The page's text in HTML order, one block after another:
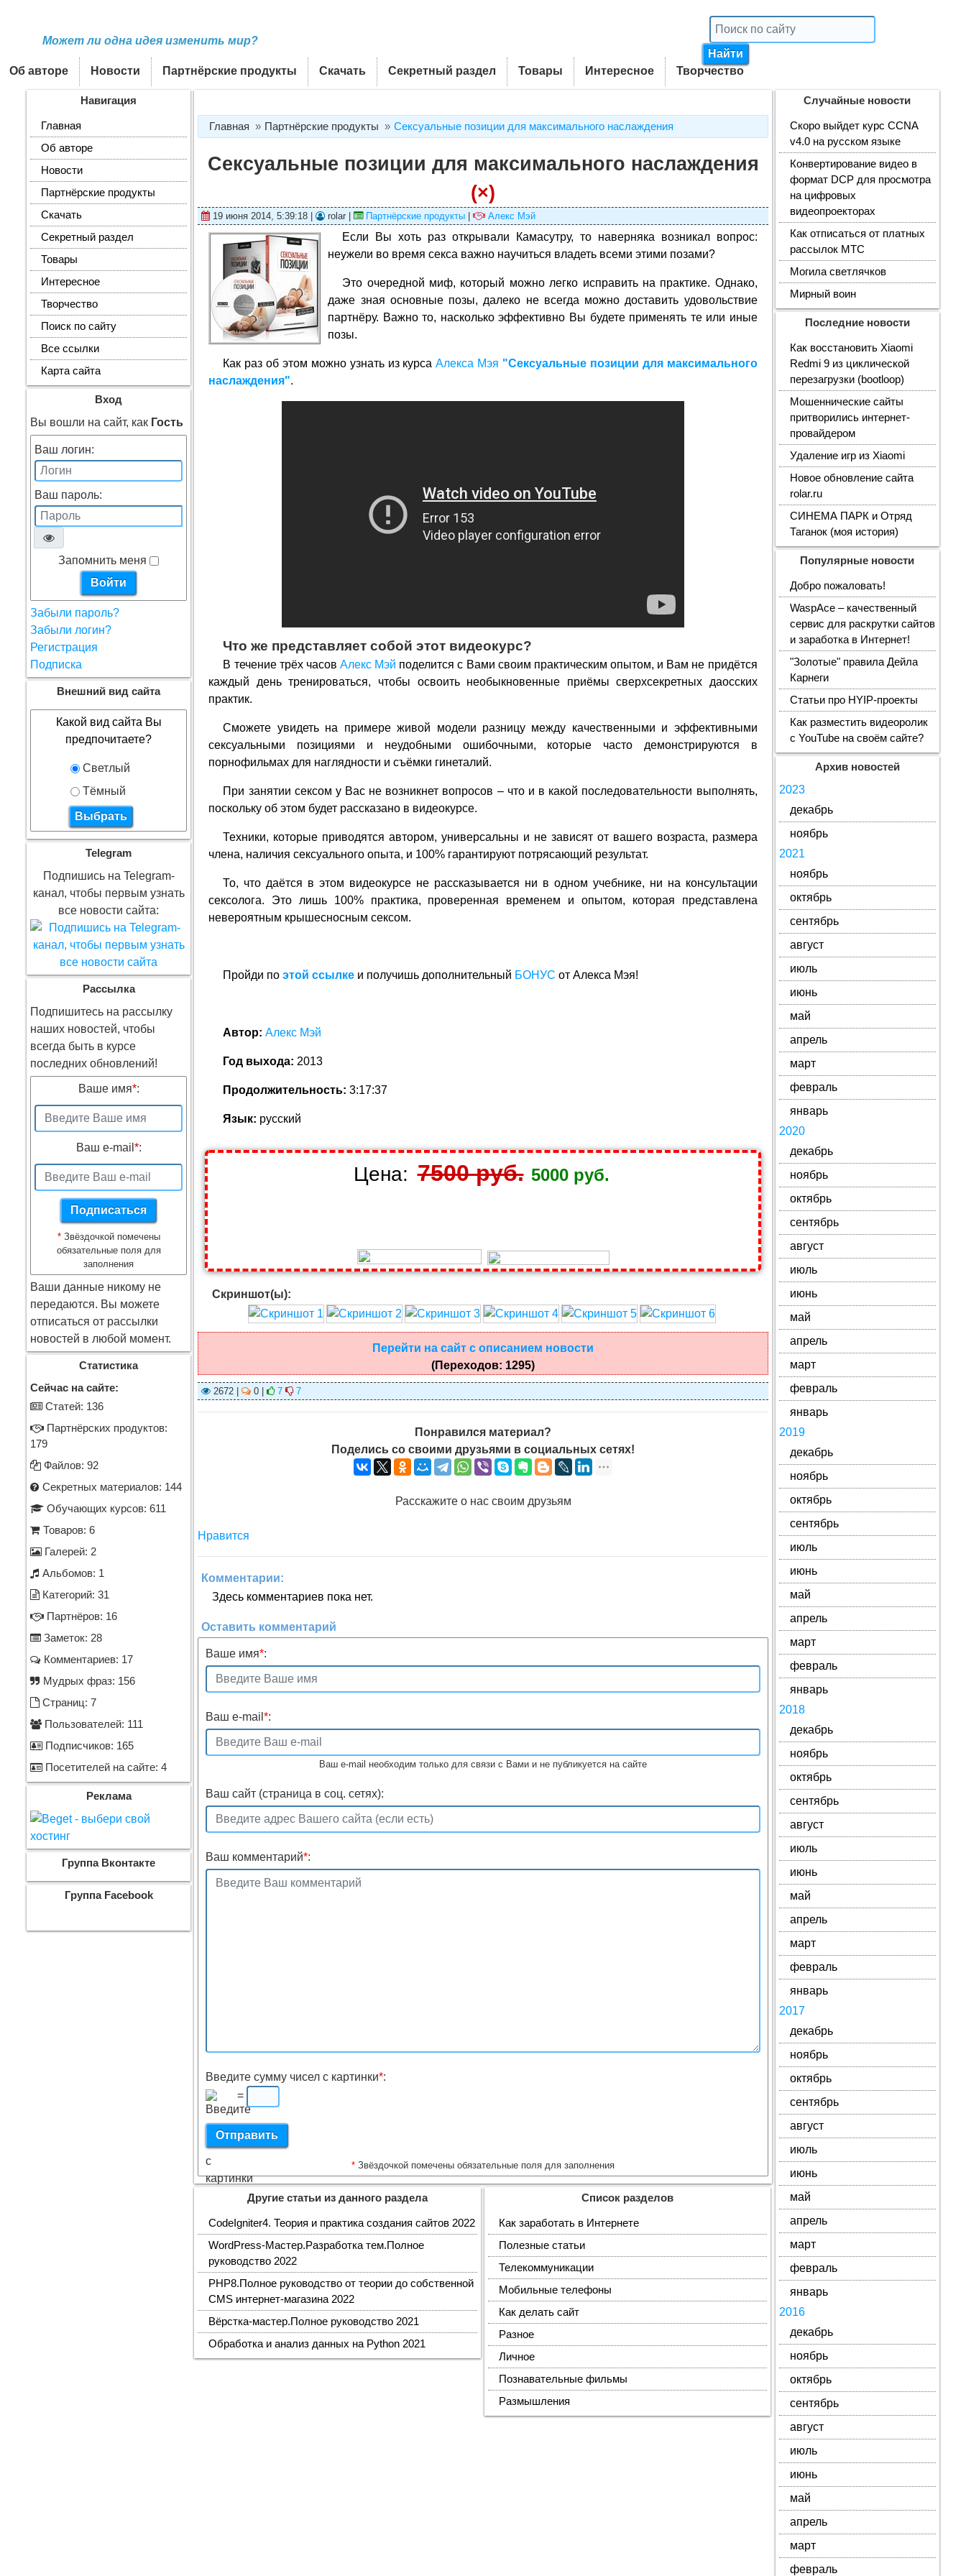
Может ли одна идея изменить мир?
Об авторе Новости Партнёрские продукты Скачать Секретный раздел Товары Интересное Творчество
Главная Партнёрские продукты Сексуальные позиции для максимального наслаждения
Сексуальные позиции для максимального наслаждения
(×)
19 июня 2014, 5:39:18 | rolar | Партнёрские продукты | Алекс Мэй
Если Вы хоть раз открывали Камасутру, то наверняка возникал вопрос:
неужели во время секса важно научиться владеть всеми этими позами?
Это очередной миф, который можно легко исправить на практике. Однако,
даже зная основные позы, далеко не всегда можно доставить удовольствие
партнёру. Важно то, насколько эффективно Вы будете применять те или иные
позы.
Как раз об этом можно узнать из курсаАлекса Мэя "Сексуальные позиции для максимального
наслаждения".
Что же представляет собой этот видеокурс?
В течение трёх часов Алекс Мэй поделится с Вами своим практическим опытом, и Вам не придётся
каждый день тренироваться, чтобы освоить необыкновенные приёмы сверхсекретных даосских
практик.
Сможете увидеть на примере живой модели разницу между качественными и эффективными
сексуальными позициями и неудобными ошибочными, которые часто демонстрируются в
порнофильмах для наглядности и съёмки гинеталий.
При занятии сексом у Вас не возникнет вопросов – что и в какой последовательности выполнять,
поскольку об этом будет рассказано в видеокурсе.
Техники, которые приводятся автором, универсальны и не зависят от вашего возраста, размера
члена, наличия сексуального опыта, и 100% гарантируют потрясающий результат.
То, что даётся в этом видеокурсе не рассказывается ни в одном учебнике, ни на консультации
сексолога. Это лишь 100% практика, проверенная временем и опытом, которая представлена
невероятным крышесносным сексом.
Пройди поэтой ссылке и получишь дополнительный БОНУС от Алекса Мэя!
Автор: Алекс Мэй
Год выхода: 2013
Продолжительность: 3:17:37
Язык: русский
Цена: 7500 руб. 5000 руб.
Скриншот(ы):
Перейти на сайт с описанием новости
(Переходов: 1295)
2672 | 0 | 7 7
Понравился материал?
Поделись со своими друзьями в социальных сетях!
Расскажите о нас своим друзьям
Нравится
Комментарии:
Здесь комментариев пока нет.
Оставить комментарий
Ваше имя*:
Ваш e-mail*:
Ваш e-mail необходим только для связи с Вами и не публикуется на сайте
Ваш сайт (страница в соц. сетях):
Ваш комментарий*:
Введите сумму чисел с картинки*:
=
* Звёздочкой помечены обязательные поля для заполнения
Другие статьи из данного раздела
CodeIgniter4. Теория и практика создания сайтов 2022
WordPress-Мастер.Разработка тем.Полное
руководство 2022
PHP8.Полное руководство от теории до собственной
CMS интернет-магазина 2022
Вёрстка-мастер.Полное руководство 2021
Обработка и анализ данных на Python 2021
Список разделов
Как заработать в Интернете
Полезные статьи
Телекоммуникации
Мобильные телефоны
Как делать сайт
Разное
Личное
Познавательные фильмы
Размышления
Навигация
Главная
Об авторе
Новости
Партнёрские продукты
Скачать
Секретный раздел
Товары
Интересное
Творчество
Поиск по сайту
Все ссылки
Карта сайта
Вход
Вы вошли на сайт, как Гость
Ваш логин:
Ваш пароль:
Запомнить меня
Забыли пароль?
Забыли логин?
Регистрация
Подписка
Внешний вид сайта
Какой вид сайта Вы
предпочитаете?
Светлый
Тёмный
Telegram
Подпишись на Telegram-
канал, чтобы первым узнать
все новости сайта:
Рассылка
Подпишитесь на рассылку
наших новостей, чтобы
всегда быть в курсе
последних обновлений!
Ваше имя*:
Ваш e-mail *:
*Звёздочкой помечены
обязательные поля для
заполнения
Ваши данные никому не
передаются. Вы можете
отписаться от рассылки
новостей в любой момент.
Статистика
Сейчас на сайте:
Cтатей: 136
Партнёрских продуктов:
179
Файлов: 92
Секретных материалов: 144
Обучающих курсов: 611
Товаров: 6
Галерей: 2
Альбомов: 1
Категорий: 31
Партнёров: 16
Заметок: 28
Комментариев: 17
Мудрых фраз: 156
Страниц: 7
Пользователей: 111
Подписчиков: 165
Посетителей на сайте: 4
Реклама
Группа Вконтакте
Группа Facebook
Случайные новости
Скоро выйдет курс CCNA
v4.0 на русском языке
Конвертирование видео в
формат DCP для просмотра
на цифровых
видеопроекторах
Как отписаться от платных
рассылок МТС
Могила светлячков
Мирный воин
Последние новости
Как восстановить Xiaomi
Redmi 9 из циклической
перезагрузки (bootloop)
Мошеннические сайты
притворились интернет-
провайдером
Удаление игр из Xiaomi
Новое обновление сайта
rolar.ru
СИНЕМА ПАРК и Отряд
Таганок (моя история)
Популярные новости
Добро пожаловать!
WaspAce – качественный
сервис для раскрутки сайтов
и заработка в Интернет!
"Золотые" правила Дейла
Карнеги
Статьи про HYIP-проекты
Как разместить видеоролик
с YouTube на своём сайте?
Архив новостей
2023
декабрь
ноябрь
2021
ноябрь
октябрь
сентябрь
август
июль
июнь
май
апрель
март
февраль
январь
2020
декабрь
ноябрь
октябрь
сентябрь
август
июль
июнь
май
апрель
март
февраль
январь
2019
декабрь
ноябрь
октябрь
сентябрь
июль
июнь
май
апрель
март
февраль
январь
2018
декабрь
ноябрь
октябрь
сентябрь
август
июль
июнь
май
апрель
март
февраль
январь
2017
декабрь
ноябрь
октябрь
сентябрь
август
июль
июнь
май
апрель
март
февраль
январь
2016
декабрь
ноябрь
октябрь
сентябрь
август
июль
июнь
май
апрель
март
февраль